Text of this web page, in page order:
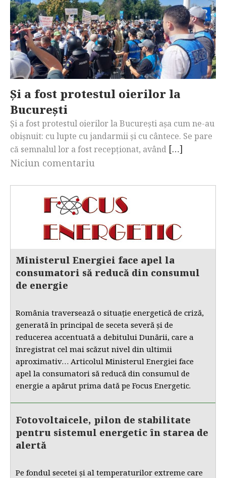
Și a fost protestul oierilor la
București
Și a fost protestul oierilor la București așa cum ne-au
obișnuit: cu lupte cu jandarmii și cu cântece. Se pare
că semnalul lor a fost recepționat, având […]
Niciun comentariu
Ministerul Energiei face apel la
consumatori să reducă din consumul
de energie
România traversează o situație energetică de criză,
generată în principal de seceta severă și de
reducerea accentuată a debitului Dunării, care a
înregistrat cel mai scăzut nivel din ultimii
aproximativ… Articolul Ministerul Energiei face
apel la consumatori să reducă din consumul de
energie a apărut prima dată pe Focus Energetic.
Fotovoltaicele, pilon de stabilitate
pentru sistemul energetic în starea de
alertă
Pe fondul secetei și al temperaturilor extreme care